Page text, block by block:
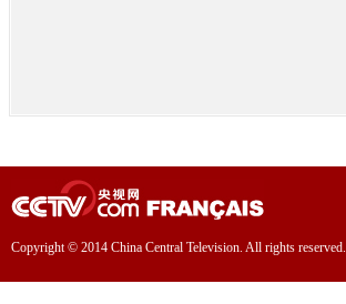
Copyright © 2014 China Central Television. All rights reserved.